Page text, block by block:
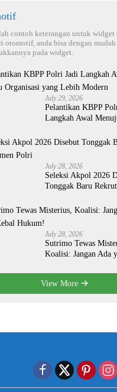
contoh keterangan untuk widget
otomotif, anda bisa dengan mudah
pada widget.
July 29, 2026
Pelantikan KBPP
Langkah Awal
July 28, 2026
Seleksi Akpol 2026
Tonggak Baru
July 28, 2026
Sutrimo Tewas
Koalisi: Jangan Ada
View More